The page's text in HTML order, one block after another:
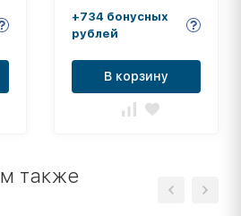
+734 бонусных
рублей
В корзину
также